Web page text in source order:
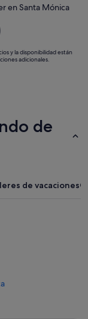
en Santa Mónica
y la disponibilidad están
adicionales.
de
de vacaciones